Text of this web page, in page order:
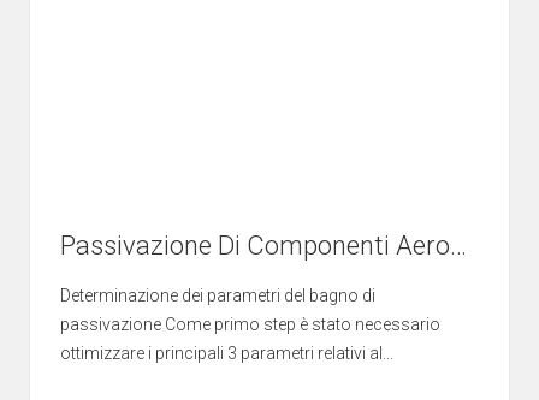
Passivazione Di Componenti Aerospaziali In Acciaio Inossidabile Con Acido Citrico 2/4
Determinazione dei parametri del bagno di
passivazione Come primo step è stato necessario
ottimizzare i principali 3 parametri relativi al...